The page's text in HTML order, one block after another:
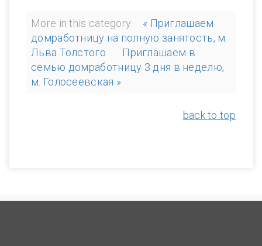
More in this category:
« Приглашаем
домработницу на полную занятость, м.
Льва Толстого
Приглашаем в
семью домработницу 3 дня в неделю,
м. Голосеевская »
back to top